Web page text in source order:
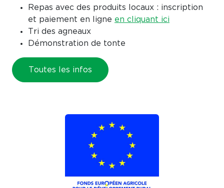
Repas avec des produits locaux : inscription
et paiement en ligne en cliquant ici
Tri des agneaux
Démonstration de tonte
Toutes les infos